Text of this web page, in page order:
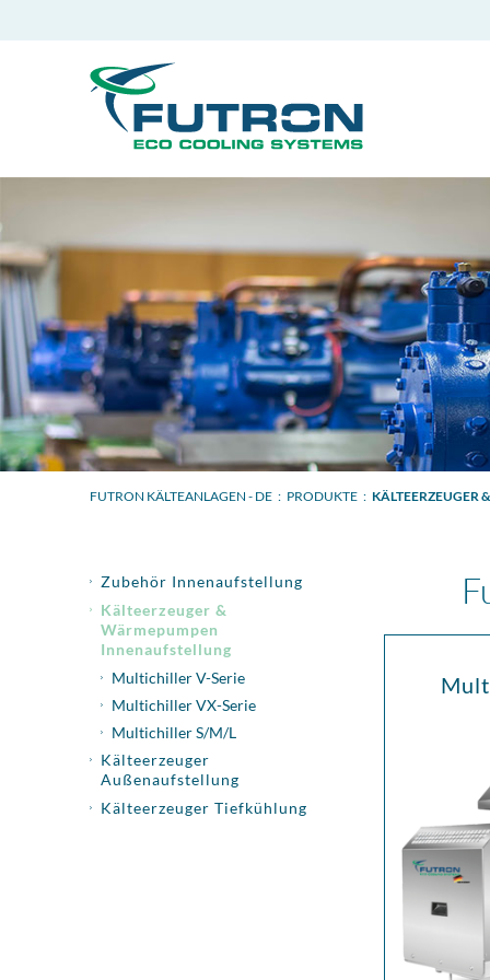
FUTRON KÄLTEANLAGEN - DE PRODUKTE KÄLTEERZEUGER
Navigation
Zubehör Innenaufstellung
Kälteerzeuger &
Wärmepumpen
Innenaufstellung
Multichiller V-Serie
Multichiller VX-Serie
Multichiller S/M/L
Kälteerzeuger
Außenaufstellung
Kälteerzeuger Tiefkühlung